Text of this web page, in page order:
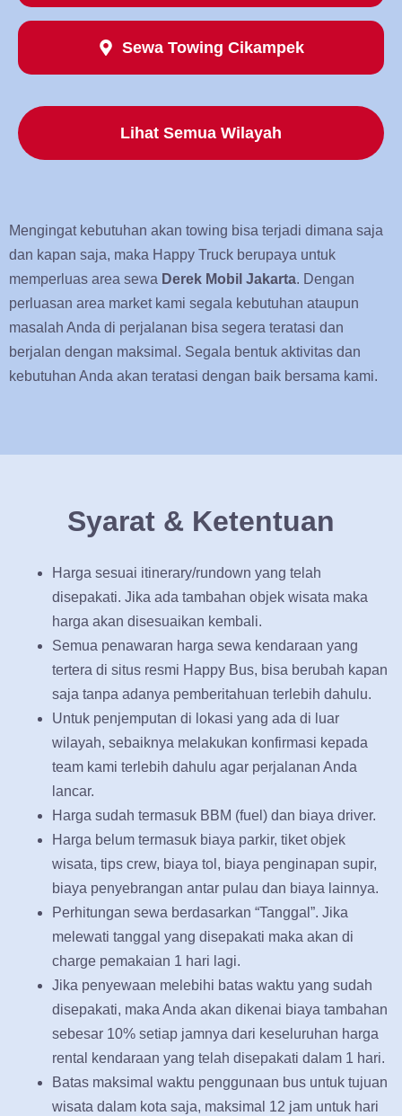
Sewa Towing Cikampek
Lihat Semua Wilayah
Mengingat kebutuhan akan towing bisa terjadi dimana saja
dan kapan saja, maka Happy Truck berupaya untuk
memperluas area sewa Derek Mobil Jakarta. Dengan
perluasan area market kami segala kebutuhan ataupun
masalah Anda di perjalanan bisa segera teratasi dan
berjalan dengan maksimal. Segala bentuk aktivitas dan
kebutuhan Anda akan teratasi dengan baik bersama kami.
Syarat & Ketentuan
Harga sesuai itinerary/rundown yang telah
disepakati. Jika ada tambahan objek wisata maka
harga akan disesuaikan kembali.
Semua penawaran harga sewa kendaraan yang
tertera di situs resmi Happy Bus, bisa berubah kapan
saja tanpa adanya pemberitahuan terlebih dahulu.
Untuk penjemputan di lokasi yang ada di luar
wilayah, sebaiknya melakukan konfirmasi kepada
team kami terlebih dahulu agar perjalanan Anda
lancar.
Harga sudah termasuk BBM (fuel) dan biaya driver.
Harga belum termasuk biaya parkir, tiket objek
wisata, tips crew, biaya tol, biaya penginapan supir,
biaya penyebrangan antar pulau dan biaya lainnya.
Perhitungan sewa berdasarkan “Tanggal”. Jika
melewati tanggal yang disepakati maka akan di
charge pemakaian 1 hari lagi.
Jika penyewaan melebihi batas waktu yang sudah
disepakati, maka Anda akan dikenai biaya tambahan
sebesar 10% setiap jamnya dari keseluruhan harga
rental kendaraan yang telah disepakati dalam 1 hari.
Batas maksimal waktu penggunaan bus untuk tujuan
wisata dalam kota saja, maksimal 12 jam untuk hari